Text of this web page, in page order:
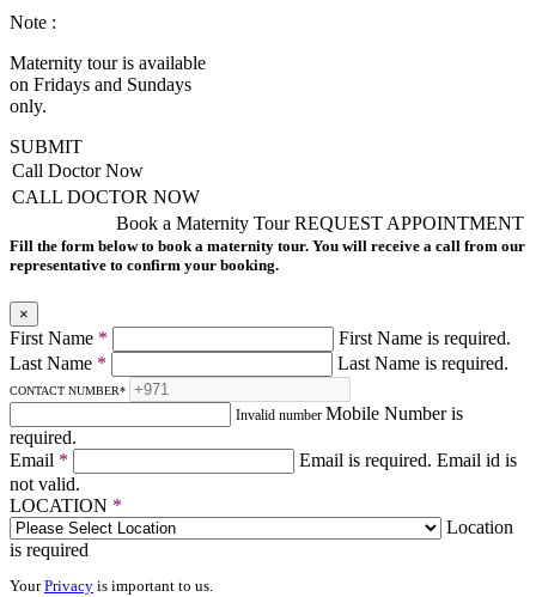
Note :
Maternity tour is available
on Fridays and Sundays
only.
SUBMIT
Call Doctor Now
CALL DOCTOR NOW
REQUEST APPOINTMENT
Book a Maternity Tour
Fill the form below to book a maternity tour. You will receive a call from our
representative to confirm your booking.
×
First Name *
First Name is required.
Last Name * Last Name is required.
CONTACT NUMBER*
Invalid number Mobile Number is
required.
Email * Email is required. Email id is
not valid.
LOCATION *
Location
is required
YourPrivacy is important to us.